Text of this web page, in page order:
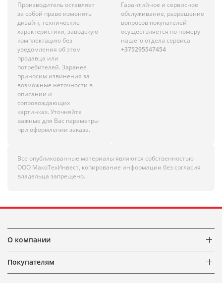
Производитель оставляет
за собой право изменять
дизайн, технические
характеристики, заводскую
комплектацию без
уведомления об этом
продавца или
потребителей. Заранее
приносим извинения за
возможные неточности в
описании и
сопровождающих
картинках. Уточняйте
важные для Вас параметры
при оформлении заказа.
Гарантийное и сервисное
обслуживание, разрешение
вопросов покупателей
осуществляется по номеру
нашего отдела сервиса
+375295547454
Все опубликованные материалы являются собственностью
ООО МакоТехИнвест, копирование информации без согласия
владельца запрещено.
О компании
Покупателям